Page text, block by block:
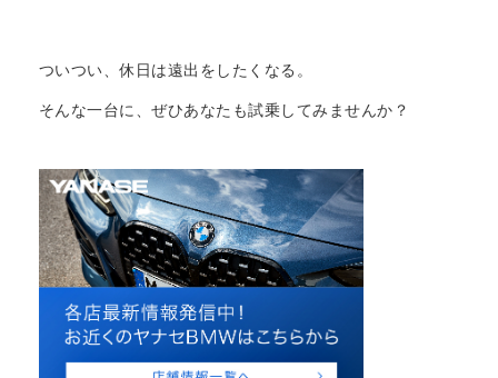
ついつい、休日は遠出をしたくなる。
そんな一台に、ぜひあなたも試乗してみませんか？